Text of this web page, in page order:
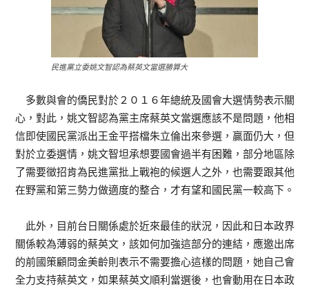
民進黨立委姚文智認為蔡英文當選勝算大
多數與會的僑民對於２０１６年總統及國會大選情勢表示關
心，對此，姚文智認為黨主席蔡英文當選應該不是問題，他相
信即使國民黨派出王金平搭檔朱立倫出來參選，贏面仍大，但
對於立委選情，姚文智坦承想要國會過半有困難，部分地區除
了需要徵招肯為民進黨批上戰袍的候選人之外，也需要跟其他
在野黨和第三勢力做適度的整合，才有望和國民黨一較高下。
此外，目前台日關係處於近來最佳的狀況，因此和日本政界
關係較為薄弱的蔡英文，該如何加強這部分的連結，應邀出席
的前國策顧問金美齡則表示不需要擔心這樣的問題，她自己會
全力支持蔡英文，如果蔡英文順利當選後，也會動用在日本政